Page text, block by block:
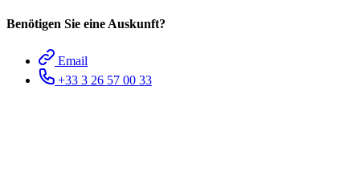
Benötigen Sie eine Auskunft?
Email
+33 3 26 57 00 33